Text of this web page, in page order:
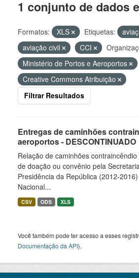
1 conjunto de dados
Formatos: XLS Etiquetas:
aviação civil
CCI
Ministério de Portos e Aeroportos
Creative Commons Atribuição
Filtrar Resultados
Entregas de caminhões
aeroportos - DESCONTINUADO
Relação de caminhões
de doação ou convênio pela
Presidência da República (2012-
Nacional...
CSV ODS XLS
Você também pode ter acesso a esses
Documentação da API).